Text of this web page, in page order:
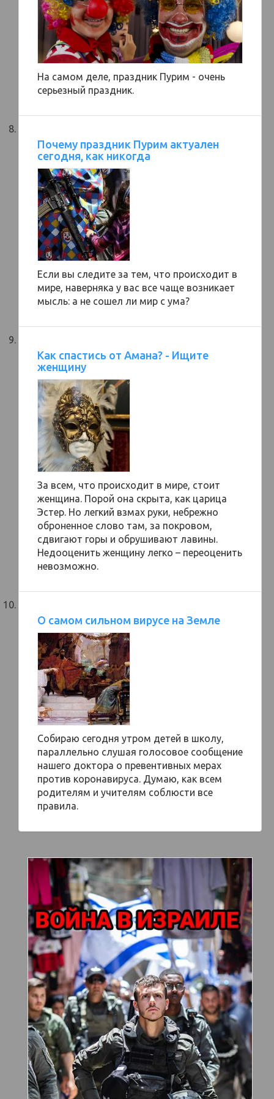
На самом деле, праздник Пурим - очень
серьезный праздник.
Почему праздник Пурим актуален
сегодня, как никогда
Если вы следите за тем, что происходит в
мире, наверняка у вас все чаще возникает
мысль: а не сошел ли мир с ума?
Как спастись от Амана? - Ищите
женщину
За всем, что происходит в мире, стоит
женщина. Порой она скрыта, как царица
Эстер. Но легкий взмах руки, небрежно
оброненное слово там, за покровом,
сдвигают горы и обрушивают лавины.
Недооценить женщину легко – переоценить
невозможно.
О самом сильном вирусе на Земле
Собираю сегодня утром детей в школу,
параллельно слушая голосовое сообщение
нашего доктора о превентивных мерах
против коронавируса. Думаю, как всем
родителям и учителям соблюсти все
правила.